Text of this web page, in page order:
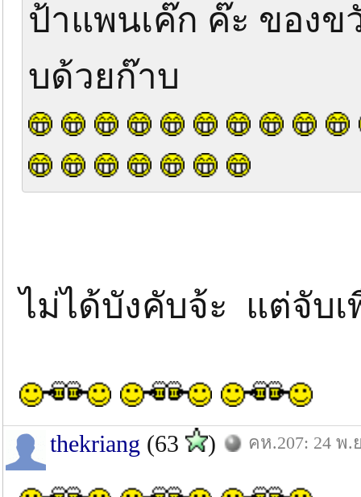
ป้าแพนเค๊ก ค๊ะ ของ
บด้วยก๊าบ
ไม่ได้บังคับจ้ะ แต่จับ
thekriang (63 ) คห.207: 24 พ.